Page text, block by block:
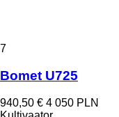
7
Bomet U725
940,50 € 4 050 PLN